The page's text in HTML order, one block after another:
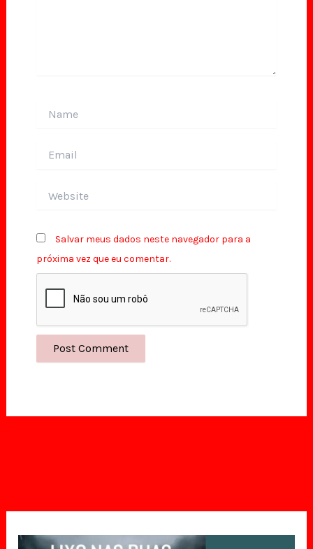
Salvar meus dados neste navegador para a
próxima vez que eu comentar.